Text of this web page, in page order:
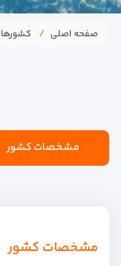
صفحه اصلی کشورها
مشخصات کشور
مشخصات کشور